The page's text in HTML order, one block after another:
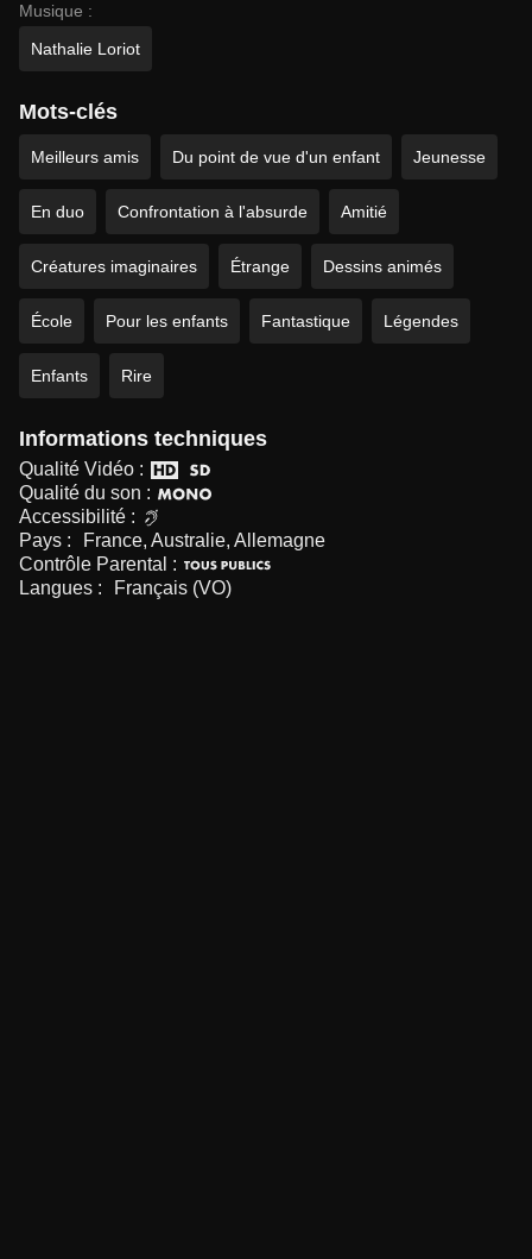
Musique :
Nathalie Loriot
Mots-clés
Meilleurs amis Du point de vue d'un enfant Jeunesse
En duo Confrontation à l'absurde Amitié
Créatures imaginaires Étrange Dessins animés
École Pour les enfants Fantastique Légendes
Enfants Rire
Informations techniques
Qualité Vidéo :
Qualité du son :
Accessibilité :
Pays :
France, Australie, Allemagne
Contrôle Parental :
Langues :
Français (VO)